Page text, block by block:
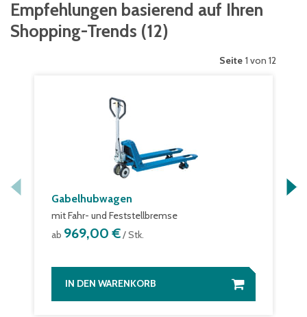
Empfehlungen basierend auf Ihren
Shopping-Trends (12)
Seite 1 von 12
Gabelhubwagen
mit Fahr- und Feststellbremse
ab 969,00 €/ Stk.
IN DEN WARENKORB